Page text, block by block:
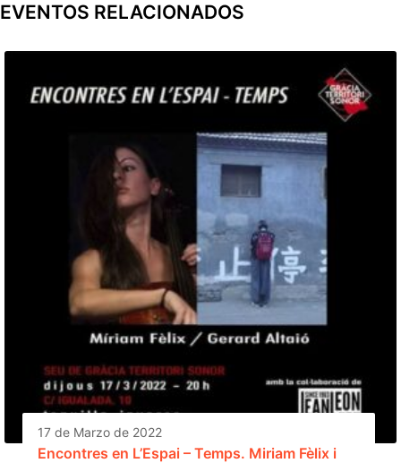
EVENTOS RELACIONADOS
17 de Marzo de 2022
Encontres en L’Espai – Temps. Miriam Fèlix i